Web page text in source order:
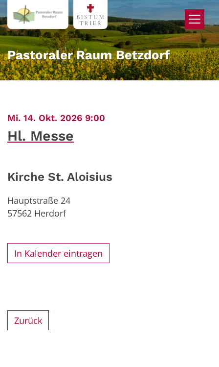
Zum Inhalt springen
Pastoraler Raum Betzdorf
Mi. 14. Okt. 2026 9:00
Hl. Messe
Kirche St. Aloisius
Hauptstraße 24
57562 Herdorf
In Kalender eintragen
Zurück